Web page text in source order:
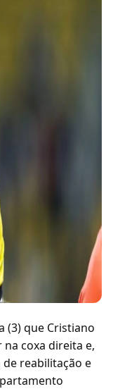
(3) que Cristiano
coxa direita e,
reabilitação e